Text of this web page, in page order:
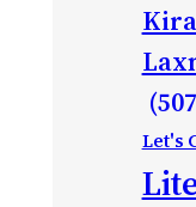
Let's